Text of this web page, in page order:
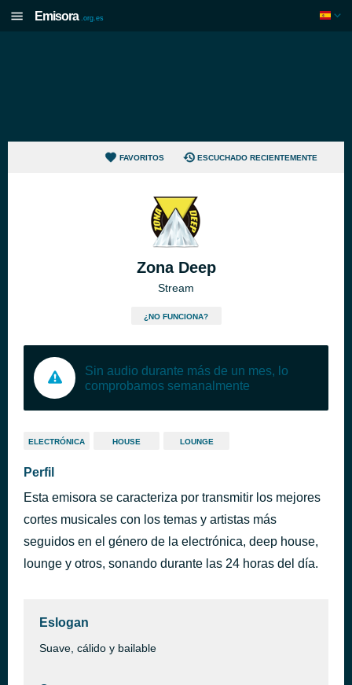
Emisora .org.es
FAVORITOS ESCUCHADO RECIENTEMENTE
Zona Deep
Stream
¿NO FUNCIONA?
Sin audio durante más de un mes, lo
comprobamos semanalmente
ELECTRÓNICA HOUSE LOUNGE
Perfil
Esta emisora se caracteriza por transmitir los mejores
cortes musicales con los temas y artistas más
seguidos en el género de la electrónica, deep house,
lounge y otros, sonando durante las 24 horas del día.
Eslogan
Suave, cálido y bailable